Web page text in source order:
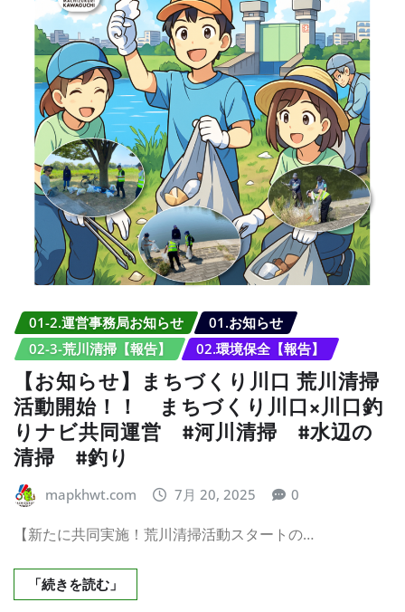
01-2.運営事務局お知らせ
01.お知らせ
02-3-荒川清掃【報告】
02.環境保全【報告】
【お知らせ】まちづくり川口 荒川清掃
活動開始！！ まちづくり川口×川口釣
りナビ共同運営 #河川清掃 #水辺の
清掃 #釣り
mapkhwt.com 7月 20, 2025 0
【新たに共同実施！荒川清掃活動スタートの…
「続きを読む」